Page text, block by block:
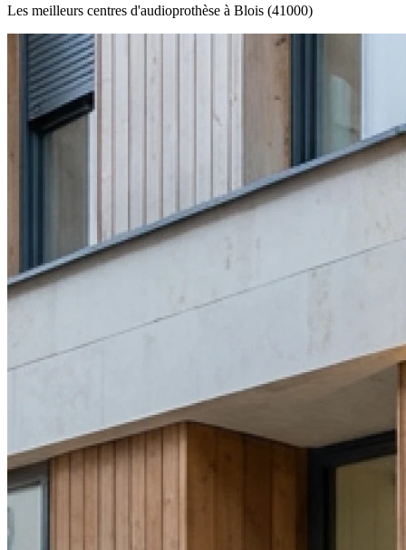
Les meilleurs centres d'audioprothèse à Blois (41000)